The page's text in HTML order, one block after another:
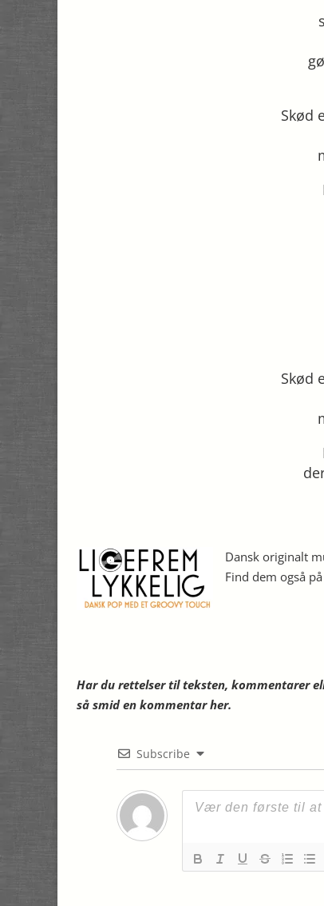
Skød
Skød
Dansk originalt
Find dem også
Har du rettelser til teksten, kommentarer
så smid en kommentar her.
Subscribe